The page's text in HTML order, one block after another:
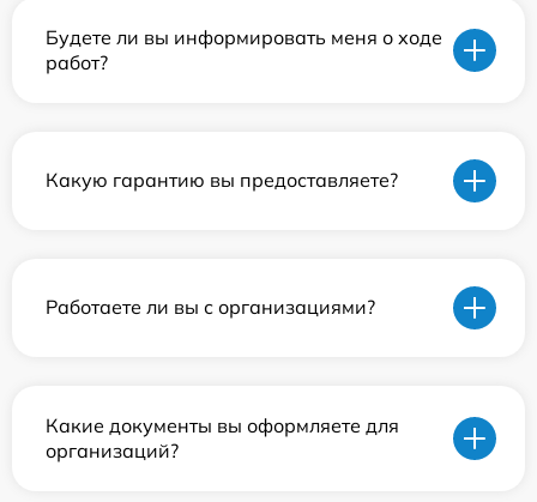
Будете ли вы информировать меня о ходе
работ?
Какую гарантию вы предоставляете?
Работаете ли вы с организациями?
Какие документы вы оформляете для
организаций?